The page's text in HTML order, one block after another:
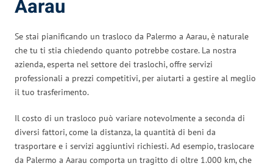
Aarau
Se stai pianificando un trasloco da Palermo a Aarau, è naturale
che tu ti stia chiedendo quanto potrebbe costare. La nostra
azienda, esperta nel settore dei traslochi, offre servizi
professionali a prezzi competitivi, per aiutarti a gestire al meglio
il tuo trasferimento.
Il costo di un trasloco può variare notevolmente a seconda di
diversi fattori, come la distanza, la quantità di beni da
trasportare e i servizi aggiuntivi richiesti. Ad esempio, traslocare
da Palermo a Aarau comporta un tragitto di oltre 1.000 km, che